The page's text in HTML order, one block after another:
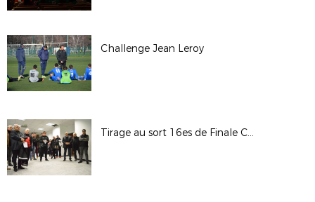
Challenge Jean Leroy
Tirage au sort 16es de Finale Coupe LAuRAFoot